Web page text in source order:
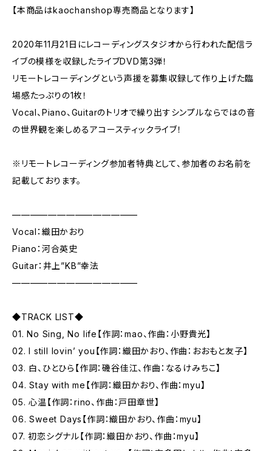
【本商品はkaochanshop専売商品となります】
2020年11月21日にレコーディングスタジオから行われた配信ラ
イブの模様を収録したライブDVD第3弾！
リモートレコーディングという声援を募集収録して作り上げた臨
場感たっぷりの1枚！
Vocal、Piano、Guitarのトリオで繰り出すシンプルならではの音
の世界観を楽しめるアコースティックライブ！
※リモートレコーディング参加者特典として、参加者のお名前を
記載しております。
——————————————
Vocal：織田かおり
Piano：河合英史
Guitar：井上”KB”幸法
——————————————
◆TRACK LIST◆
01. No Sing, No life【作詞：mao、作曲：小野貴光】
02. I still lovin’ you【作詞：織田かおり、作曲：おおもと友子】
03. 白、ひとひら【作詞：磯谷佳江、作曲：なるけみちこ】
04. Stay with me【作詞：織田かおり、作曲：myu】
05. 心温【作詞：rino、作曲：戸田章世】
06. Sweet Days【作詞：織田かおり、作曲：myu】
07. 初恋シグナル【作詞：織田かおり、作曲：myu】